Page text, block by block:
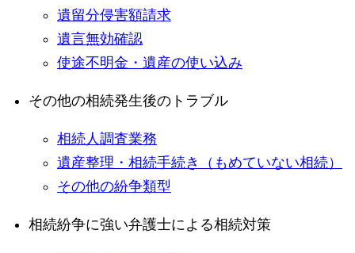
遺留分侵害額請求
遺言無効確認
使途不明金・遺産の使い込み
その他の相続発生後のトラブル
相続人調査業務
遺産整理・相続手続き（もめていない相続）
その他の紛争類型
相続紛争に強い弁護士による相続対策